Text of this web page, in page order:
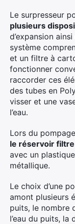
Le surpresseur
plusieurs
d’expansion
système
et un filtre à
fonctionner
raccorder ces
des tubes en
visser et une
l’eau.
Lors du
le réservoir filtre
avec un
métallique.
Le choix d’une
amont plusieurs
puits, le nombre
l’eau du puits, la